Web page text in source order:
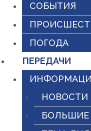
СОБЫТИЯ
ПОГОДА
ПЕРЕДАЧИ
НОВОСТИ